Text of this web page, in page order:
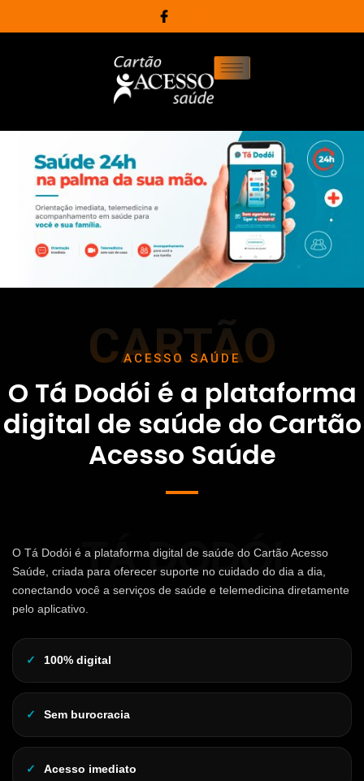
CARTÃO
ACESSO SAÚDE
O Tá Dodói é a plataforma
digital de saúde do Cartão
Acesso Saúde
O Tá Dodói é a plataforma digital de saúde do Cartão Acesso
Saúde, criada para oferecer suporte no cuidado do dia a dia,
conectando você a serviços de saúde e telemedicina diretamente
pelo aplicativo.
100% digital
Sem burocracia
Acesso imediato